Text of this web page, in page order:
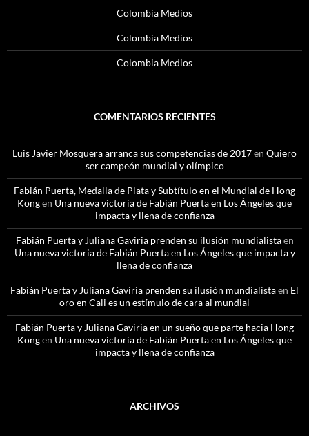
Colombia Medios
Colombia Medios
Colombia Medios
COMENTARIOS RECIENTES
Luis Javier Mosquera arranca sus competencias de 2017en Quiero
ser campeón mundial y olímpico
Fabián Puerta, Medalla de Plata y Subtítulo en el Mundial de Hong
Kongen Una nueva victoria de Fabián Puerta en Los Ángeles que
impacta y llena de confianza
Fabián Puerta y Juliana Gaviria prenden su ilusión mundialistaen
Una nueva victoria de Fabián Puerta en Los Ángeles que impacta y
llena de confianza
Fabián Puerta y Juliana Gaviria prenden su ilusión mundialistaen El
oro en Cali es un estímulo de cara al mundial
Fabián Puerta y Juliana Gaviria en un sueño que parte hacia Hong
Kongen Una nueva victoria de Fabián Puerta en Los Ángeles que
impacta y llena de confianza
ARCHIVOS